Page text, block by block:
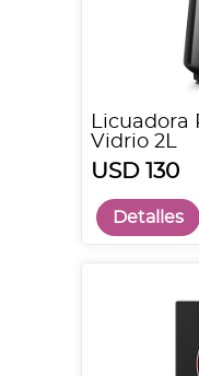
Licuadora
Vidrio 2L
USD 130
Detalles